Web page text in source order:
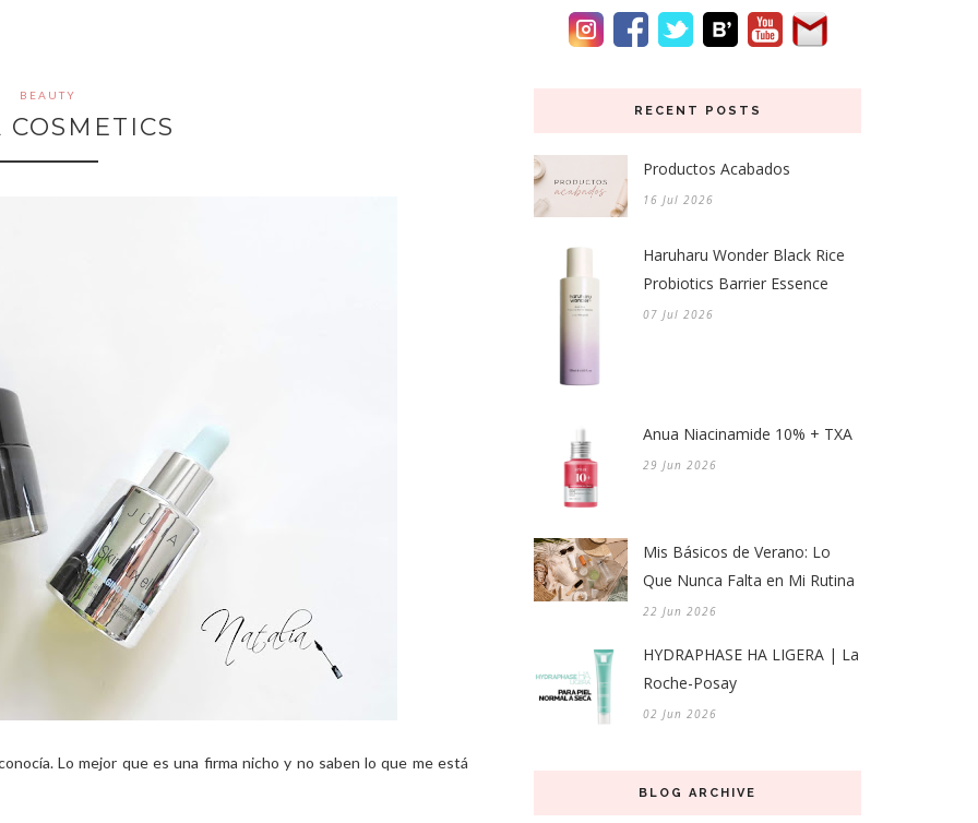
BEAUTY
Lo mejor que es una firma nicho y no saben lo que me está
RECENT POSTS
Productos Acabados
16 Jul 2026
Haruharu Wonder Black Rice
Probiotics Barrier Essence
07 Jul 2026
Anua Niacinamide 10% + TXA
29 Jun 2026
Mis Básicos de Verano: Lo
Que Nunca Falta en Mi Rutina
22 Jun 2026
HYDRAPHASE HA LIGERA | La
Roche-Posay
02 Jun 2026
BLOG ARCHIVE